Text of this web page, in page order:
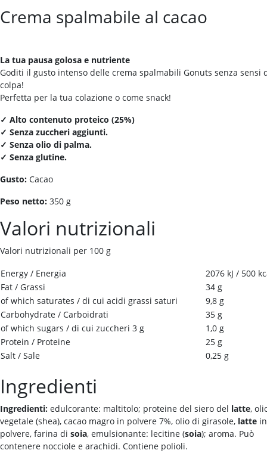
Crema spalmabile al cacao
La tua pausa golosa e nutriente
Goditi il gusto intenso delle crema spalmabili Gonuts senza sensi
colpa!
Perfetta per la tua colazione o come snack!
✓ Alto contenuto proteico (25%)
✓ Senza zuccheri aggiunti.
✓ Senza olio di palma.
✓ Senza glutine.
Gusto: Cacao
Peso netto: 350 g
Valori nutrizionali
Valori nutrizionali per 100 g
Energy / Energia
2076 kJ / 500
Fat / Grassi
34 g
of which saturates / di cui acidi grassi saturi
9,8 g
Carbohydrate / Carboidrati
35 g
of which sugars / di cui zuccheri 3 g
1,0 g
Protein / Proteine
25 g
Salt / Sale
0,25 g
Ingredienti
Ingredienti: edulcorante: maltitolo; proteine del siero del latte,
vegetale (shea), cacao magro in polvere 7%, olio di girasole, latte in
polvere, farina di soia, emulsionante: lecitine (soia); aroma. Può
contenere nocciole e arachidi. Contiene polioli.